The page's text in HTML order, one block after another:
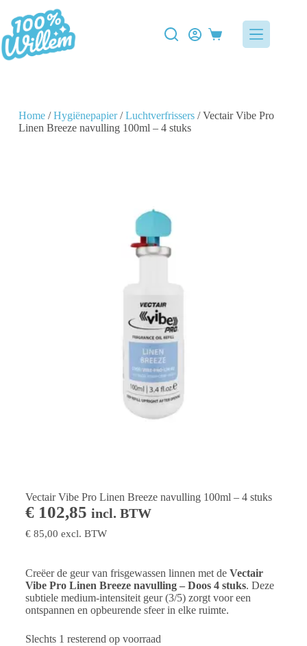
Home/Hygiënepapier/Luchtverfrissers/ Vectair Vibe Pro
Linen Breeze navulling 100ml – 4 stuks
Vectair Vibe Pro Linen Breeze navulling 100ml – 4 stuks
€102,85 incl. BTW
€85,00 excl. BTW
Creëer de geur van frisgewassen linnen met de Vectair
Vibe Pro Linen Breeze navulling – Doos 4 stuks. Deze
subtiele medium-intensiteit geur (3/5) zorgt voor een
ontspannen en opbeurende sfeer in elke ruimte.
Slechts 1 resterend op voorraad